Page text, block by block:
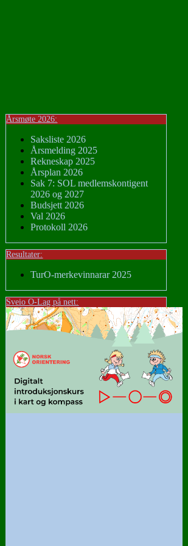
Årsmøte 2026:
Saksliste 2026
Årsmelding 2025
Rekneskap 2025
Årsplan 2026
Sak 7: SOL medlemskontigent
2026 og 2027
Budsjett 2026
Val 2026
Protokoll 2026
Resultater:
TurO-merkevinnarar 2025
Sveio O-Lag på nett: